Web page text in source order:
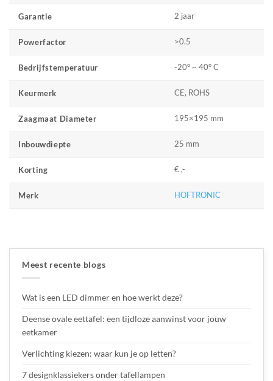
Garantie 2 jaar
Powerfactor >0.5
Bedrijfstemperatuur -20° ~ 40° C
Keurmerk CE, ROHS
Zaagmaat Diameter 195×195 mm
Inbouwdiepte 25 mm
Korting € ,-
Merk HOFTRONIC
Meest recente blogs
Wat is een LED dimmer en hoe werkt deze?
Deense ovale eettafel: een tijdloze aanwinst voor jouw
eetkamer
Verlichting kiezen: waar kun je op letten?
7 designklassiekers onder tafellampen